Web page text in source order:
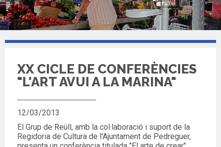
XX CICLE DE CONFERÈNCIES
"L'ART AVUI A LA MARINA"
12/03/2013
El Grup de Reüll, amb la col·laboració i suport de la
Regidoria de Cultura de l'Ajuntament de Pedreguer,